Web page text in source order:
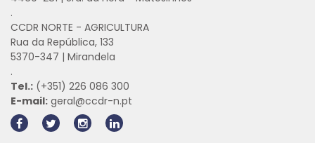
.
CCDR NORTE - AGRICULTURA
Rua da República, 133
5370-347 | Mirandela
.
Tel.: (+351) 226 086 300
E-mail: geral@ccdr-n.pt